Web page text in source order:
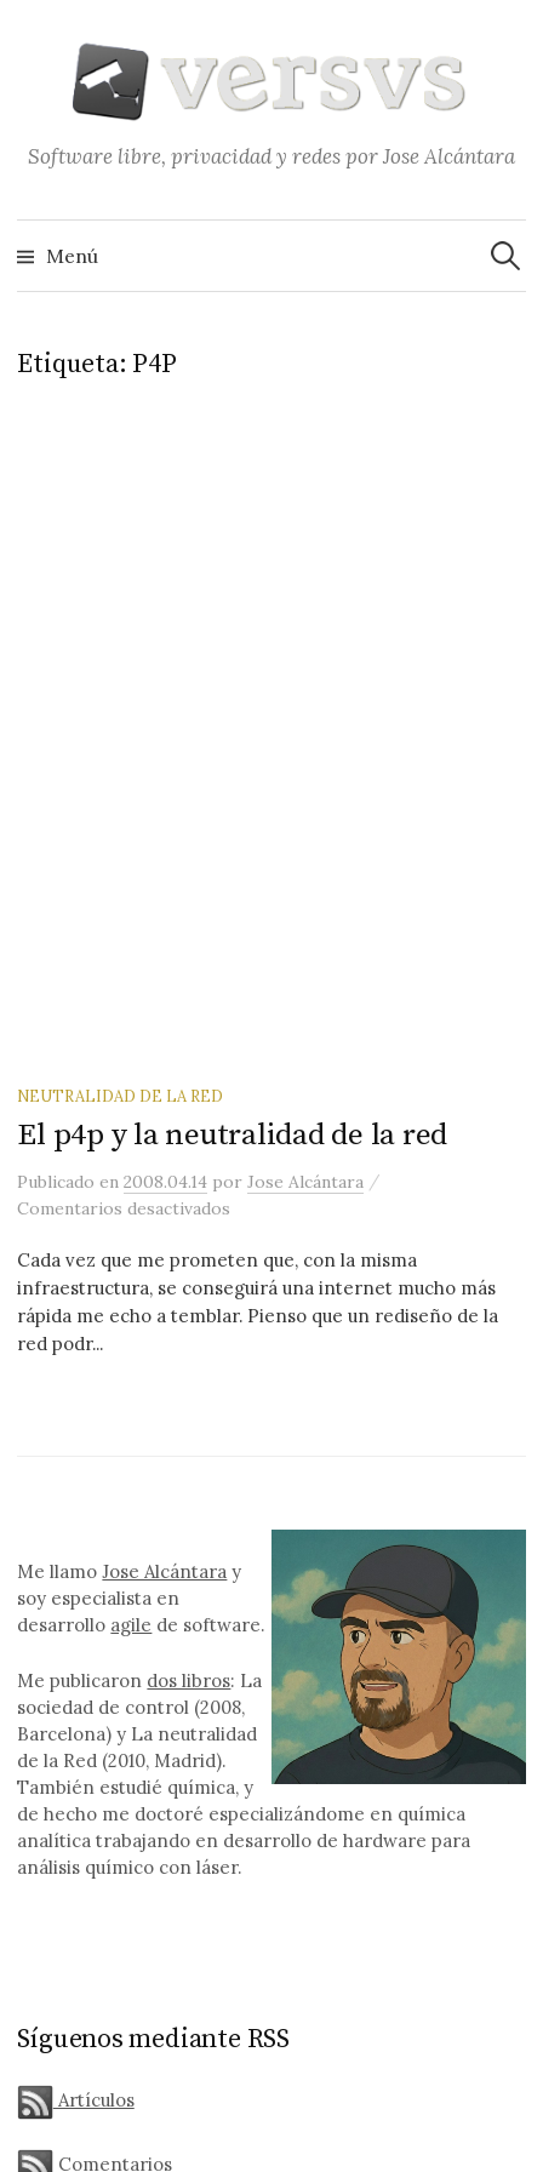
contenido
Software libre, privacidad y redes por Jose Alcántara
Menú
Etiqueta: P4P
NEUTRALIDAD DE LA RED
El p4p y la neutralidad de la red
Publicadoen2008.04.14 porJose Alcántara /
Comentarios desactivados
Cada vez que me prometen que, con la misma
infraestructura, se conseguirá una internet mucho más
rápida me echo a temblar. Pienso que un rediseño de la
red podr...
Me llamoJose Alcántara y
soy especialista en
desarrollo agile de software.
Me publicaron dos libros: La
sociedad de control (2008,
Barcelona) y La neutralidad
de la Red (2010, Madrid).
También estudié química, y
de hecho me doctoré especializándome en química
analítica trabajando en desarrollo de hardware para
análisis químico con láser.
Síguenos mediante RSS
Artículos
Comentarios